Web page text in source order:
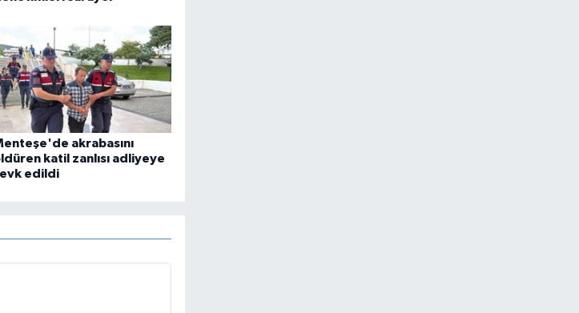
akrabasını
katil zanlısı adliyeye
edildi